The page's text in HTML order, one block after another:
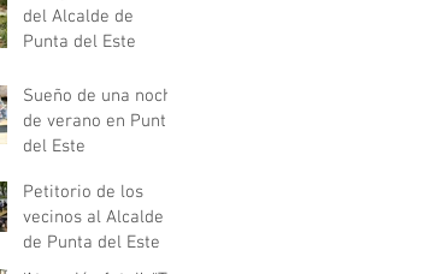
del Alcalde de
Punta del Este
Sueño de una noche
de verano en Punta
del Este
Petitorio de los
vecinos al Alcalde
de Punta del Este